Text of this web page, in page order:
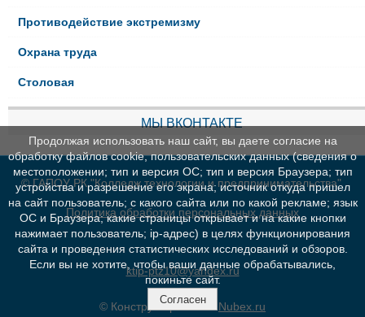
Противодействие экстремизму
Охрана труда
Столовая
МЫ ВКОНТАКТЕ
© ГАПОУ РК "Колледж технологии и предпринимательства"
Политика обработки персональных данных
ktip-ptz10@yandex.ru
© Конструктор сайтовNubex.ru
Продолжая использовать наш сайт, вы даете согласие на
обработку файлов cookie, пользовательских данных (сведения о
местоположении; тип и версия ОС; тип и версия Браузера; тип
устройства и разрешение его экрана; источник откуда пришел
на сайт пользователь; с какого сайта или по какой рекламе; язык
ОС и Браузера; какие страницы открывает и на какие кнопки
нажимает пользователь; ip-адрес) в целях функционирования
сайта и проведения статистических исследований и обзоров.
Если вы не хотите, чтобы ваши данные обрабатывались,
покиньте сайт.
Согласен